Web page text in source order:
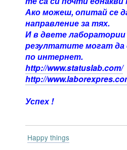
Ако можеш, опитай се
направление за тях.
И в двете лаборатории
резултатите могат да
по интернет.
http://www.statuslab.com/
http://
Успех !
Happy things